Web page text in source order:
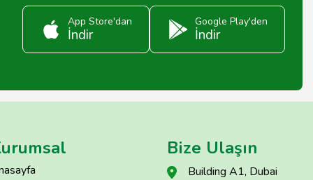
App Store'dan
İndir
Google Play'den
İndir
Bize Ulaşın
Building A1, Dubai